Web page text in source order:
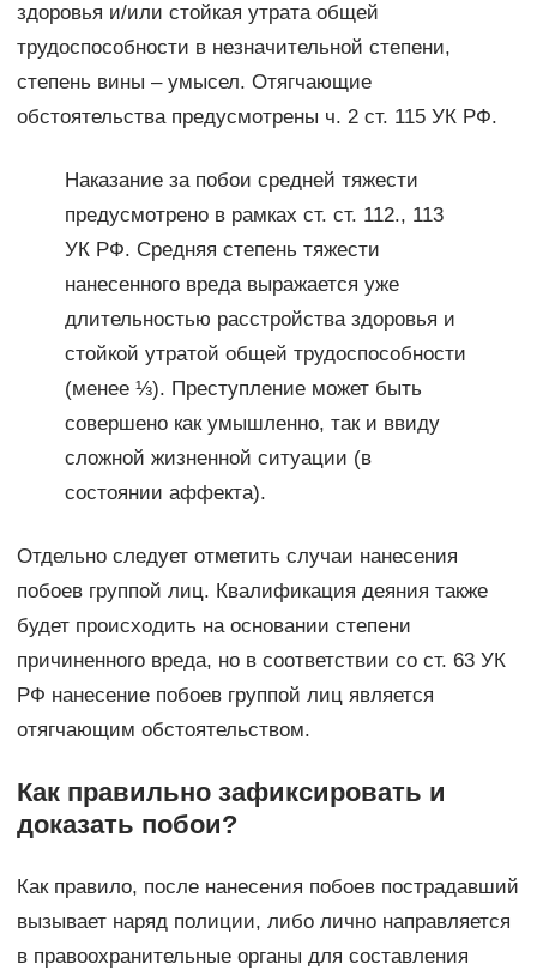
здоровья и/или стойкая утрата общей
трудоспособности в незначительной степени,
степень вины – умысел. Отягчающие
обстоятельства предусмотрены ч. 2 ст. 115 УК РФ.
Наказание за побои средней тяжести
предусмотрено в рамках ст. ст. 112., 113
УК РФ. Средняя степень тяжести
нанесенного вреда выражается уже
длительностью расстройства здоровья и
стойкой утратой общей трудоспособности
(менее ⅓). Преступление может быть
совершено как умышленно, так и ввиду
сложной жизненной ситуации (в
состоянии аффекта).
Отдельно следует отметить случаи нанесения
побоев группой лиц. Квалификация деяния также
будет происходить на основании степени
причиненного вреда, но в соответствии со ст. 63 УК
РФ нанесение побоев группой лиц является
отягчающим обстоятельством.
Как правильно зафиксировать и
доказать побои?
Как правило, после нанесения побоев пострадавший
вызывает наряд полиции, либо лично направляется
в правоохранительные органы для составления